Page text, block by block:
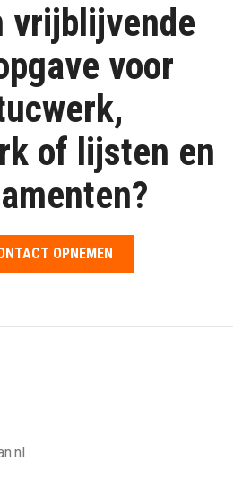
vrijblijvende
voor
of lijsten en
OPNEMEN